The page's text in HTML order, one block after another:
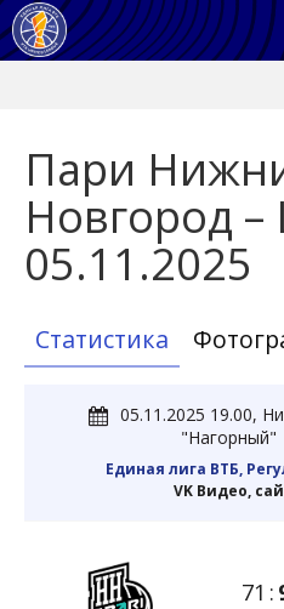
Пари
Новгород
05.11.2025
Статистика